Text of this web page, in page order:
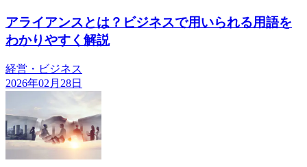
アライアンスとは？ビジネスで用いられる用語を
わかりやすく解説
経営・ビジネス
2026年02月28日